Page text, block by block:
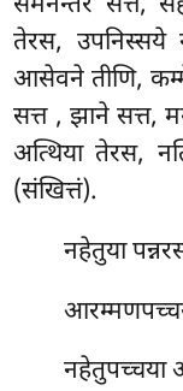
तेरस, उपनिस्सये
आसेवने तीणि,
सत्त , झाने सत्त,
अत्थिया तेरस,
(संखित्तं).
नहेतुया
नहेतुपच्चया